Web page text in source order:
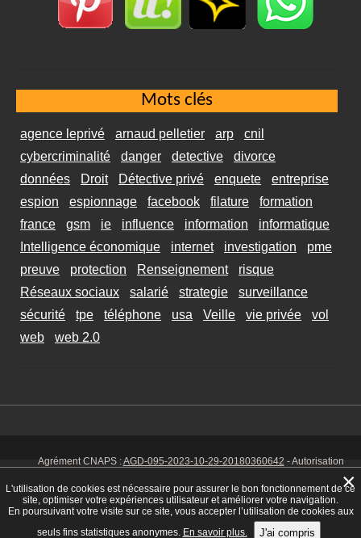
Mots clés
agence leprivé arnaud pelletier arp
cnil
cybercriminalité
danger detective
divorce
données
Droit Détective privé enquete
entreprise
espion
espionnage facebook filature
formation
france
gsm ie influence information
informatique
Intelligence économique
internet investigation
pme
preuve
protection Renseignement
risque
Réseaux sociaux
salarié strategie
surveillance
sécurité
tpe téléphone usa Veille vie privée
vol
web
web 2.0
Agrément CNAPS :AGD-095-2023-10-29-20180360642 - Autorisation
925 00038 - Code NAF 8030 Z -Mentions Légales-CookiesTél. : 06 14
01 75 32
L'utilisation de cookies est nécessaire pour assurer le bon fonctionnement de ce
site, optimiser votre expériences utilisateur et améliorer votre navigation.
En poursuivant votre visite sur ce site, vous accepter l’utilisation de cookies aux
seuls fins statistiques anonymes. En savoir plus. J'ai compris
×